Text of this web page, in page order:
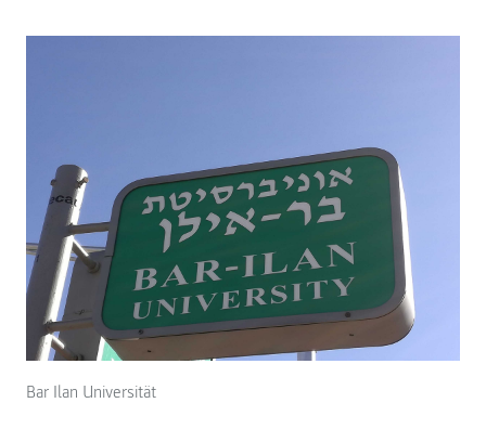
Bar Ilan Universität